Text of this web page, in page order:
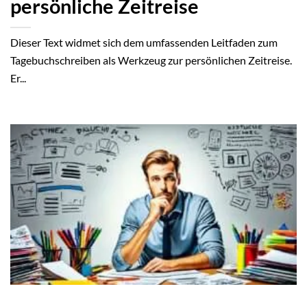
persönliche Zeitreise
Dieser Text widmet sich dem umfassenden Leitfaden zum
Tagebuchschreiben als Werkzeug zur persönlichen Zeitreise.
Er...